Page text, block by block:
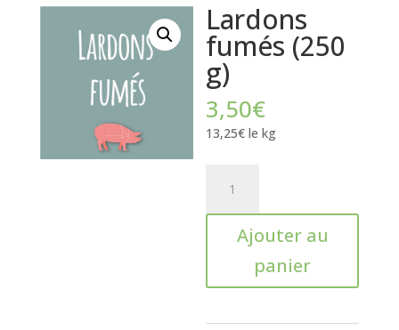
Lardons
fumés (250
g)
3,50€
13,25€ le kg
Lardons
fumésAjouter au
panier